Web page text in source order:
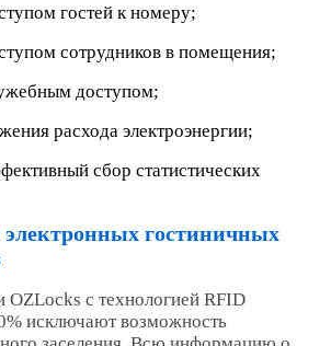
гостей к номеру;
сотрудников в помещения;
доступом;
расхода электроэнергии;
сбор статистических
гостиничных
OZLocks с технологией RFID
исключают возможность